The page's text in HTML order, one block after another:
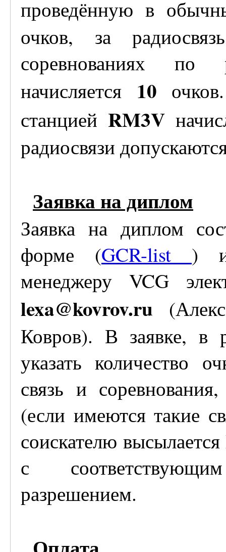
проведённую в
очков, за
соревнованиях
начисляется 10
станцией RM3V
радиосвязи
Заявка на диплом
Заявка на диплом
форме (GCR-list ) и
менеджеру VCG
lexa@kovrov.ru
Ковров). В заявке, в
указать количество
связь и
(если имеются такие
соискателю
с
разрешением.